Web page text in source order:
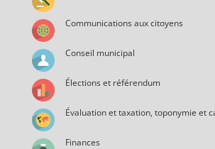
Communications aux citoyens
Conseil municipal
Élections et référendum
Évaluation et taxation, toponymie et
Finances